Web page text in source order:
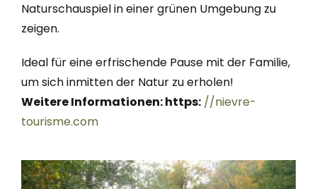
Naturschauspiel in einer grünen Umgebung zu
zeigen.
Ideal für eine erfrischende Pause mit der Familie,
um sich inmitten der Natur zu erholen!
Weitere Informationen: https: //nievre-
tourisme.com